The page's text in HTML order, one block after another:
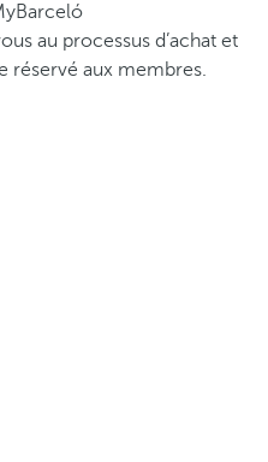
au processus d’achat et
réservé aux membres.